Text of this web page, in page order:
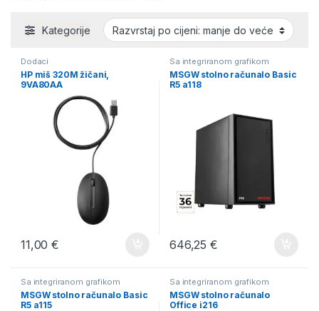
Kategorije
Dodaci
HP miš 320M žičani,
9VA80AA
11,00€
Sa integriranom grafikom
MSGW stolno računalo Basic
R5 a118
646,25€
Sa integriranom grafikom
MSGW stolno računalo Basic
R5 a115
Sa integriranom grafikom
MSGW stolno računalo
Office i216